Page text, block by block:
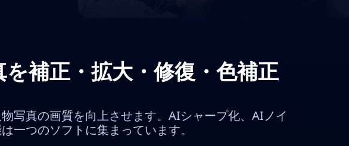
補正・拡大・修復・色補正
写真の画質を向上させます。AIシャープ化、AIノイ
一つのソフトに集まっています。